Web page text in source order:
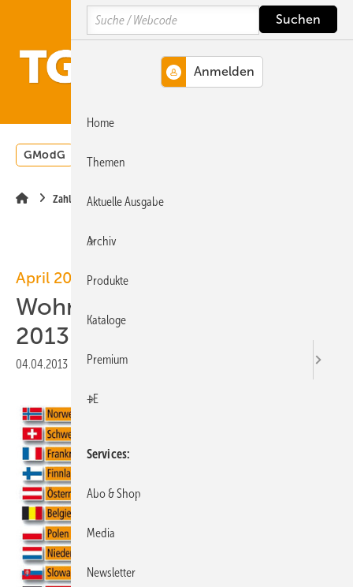
Hauptinhalt
Hauptmenü
SiteSearch
GModG Wärmepumpe
Zahlen · Daten · Fakten
April 2013
Wohnungsneubau in Europa
2013
04.04.2013 Veröffentlicht in
Search
Home
Themen
Aktuelle Ausgabe
Archiv
Produkte
Kataloge
Premium
+E
Services
Abo & Shop
Media
Newsletter